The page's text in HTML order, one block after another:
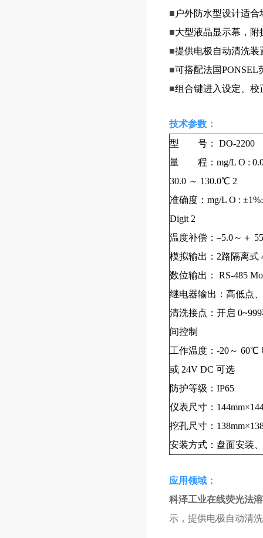
■ 户外防水型设计适
■大型液晶显示幕，
■提供电极自动清洗装
■可搭配法国PONSEL
■组合键进入设定、校
技术参数：
型 号：
DO-2200
量 程： mg/L O :
30.0 ～ 130.0℃ 2
准确度： mg/L O :
Digit 2
温度补偿： –5.0～＋
模拟输出： 2路隔离式
数位输出：
RS-485
继电器输出：高低点
清洗接点：开启 0~999
间控制
工作温度： -20～ 60℃
或 24V DC 可选
防护等级： IP65
仪表尺寸：
挖孔尺寸：
安装方式：盘面安装
应用领域：
科泽工业在线荧光法
示，提供电极自动清